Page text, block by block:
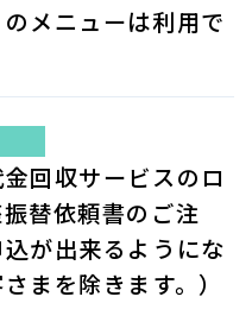
メニューは利用で
回収サービスのロ
替依頼書のご注
が出来るようにな
まを除きます。）